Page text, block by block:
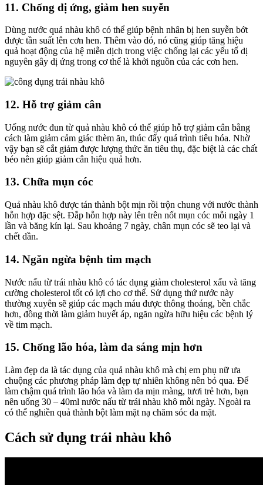
11. Chống dị ứng, giảm hen suyễn
Dùng nước quả nhàu khô có thể giúp bệnh nhân bị hen suyễn bớt
được tần suất lên cơn hen. Thêm vào đó, nó cũng giúp tăng hiệu
quả hoạt động của hệ miễn dịch trong việc chống lại các yếu tố dị
nguyên gây dị ứng trong cơ thể là khởi nguồn của các cơn hen.
12. Hỗ trợ giảm cân
Uống nước đun từ quả nhàu khô có thể giúp hỗ trợ giảm cân bằng
cách làm giảm cảm giác thèm ăn, thúc đẩy quá trình tiêu hóa. Nhờ
vậy bạn sẽ cắt giảm được lượng thức ăn tiêu thụ, đặc biệt là các chất
béo nên giúp giảm cân hiệu quả hơn.
13. Chữa mụn cóc
Quả nhàu khô được tán thành bột mịn rồi trộn chung với nước thành
hỗn hợp đặc sệt. Đắp hỗn hợp này lên trên nốt mụn cóc mỗi ngày 1
lần và băng kín lại. Sau khoảng 7 ngày, chân mụn cóc sẽ teo lại và
chết dần.
14. Ngăn ngừa bệnh tim mạch
Nước nấu từ trái nhàu khô có tác dụng giảm cholesterol xấu và tăng
cường cholesterol tốt có lợi cho cơ thể. Sử dụng thứ nước này
thường xuyên sẽ giúp các mạch máu được thông thoáng, bền chắc
hơn, đồng thời làm giảm huyết áp, ngăn ngừa hữu hiệu các bệnh lý
về tim mạch.
15. Chống lão hóa, làm da sáng mịn hơn
Làm đẹp da là tác dụng của quả nhàu khô mà chị em phụ nữ ưa
chuộng các phương pháp làm đẹp tự nhiên không nên bỏ qua. Để
làm chậm quá trình lão hóa và làm da mịn màng, tươi trẻ hơn, bạn
nên uống 30 – 40ml nước nấu từ trái nhàu khô mỗi ngày. Ngoài ra
có thể nghiền quả thành bột làm mặt nạ chăm sóc da mặt.
Cách sử dụng trái nhàu khô